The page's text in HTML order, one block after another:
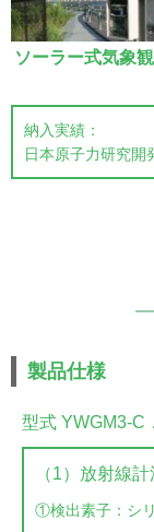
ソーラー式気象
納入実績：
⽇本原⼦⼒研究開
製品仕様
型式 YWGM3-C
（1）放射線
①検出素⼦：シ